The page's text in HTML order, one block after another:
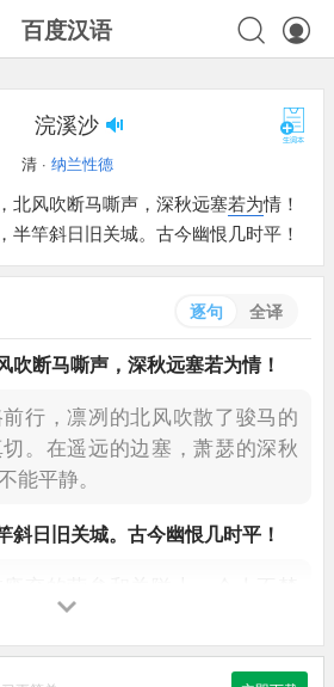
百度汉语 

浣溪沙
清 · 纳兰性德
北风吹断马嘶声，深秋远塞若为情！
，半竿斜日旧关城。古今幽恨几时平！
逐句 全译
吹断马嘶声，深秋远塞若为情！
行，凛冽的北风吹散了骏马的
。在遥远的边塞，萧瑟的深秋
能平静。
斜日旧关城。古今幽恨几时平！
马的故事，心潮起伏不平。